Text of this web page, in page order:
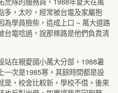
多，太吵，經常被台電及家屬抱
為學員檢柴，造成上口 ~ 萬大道路
台電唸過，說那條路是他們負責清
站在親愛國小萬大分部，1988暑
一次是1985寒。其餘時間都是設
是，校舍比較新，學校不借。後來